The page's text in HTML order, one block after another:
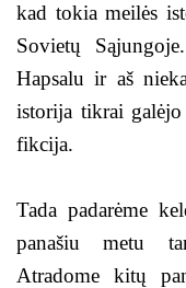
kad tokia meilės
Sovietų
Hapsalu ir aš
istorija tikrai
fikcija.
Tada padarėme
panašiu metu
Atradome kitų